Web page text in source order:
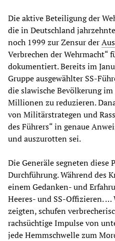
Die aktive Beteiligung der
die in Deutschland
noch 1999 zur Zensur der
Verbrechen der Wehrmacht“
dokumentiert. Bereits im
Gruppe ausgewählter SS-
die slawische Bevölkerung
Millionen zu reduzieren.
von Militärstrategen und
des Führers“ in genaue
und auszurotten sei.
Die Generäle segneten diese
Durchführung. Während des
einem Gedanken- und
Heeres- und SS-Offizieren.
zeigten, schufen
rachsüchtige Impulse von
jede Hemmschwelle zum